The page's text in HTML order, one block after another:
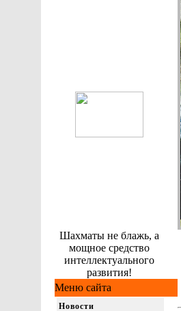
Шахматы не блажь, а
мощное средство
интеллектуального
развития!
Меню сайта
Новости